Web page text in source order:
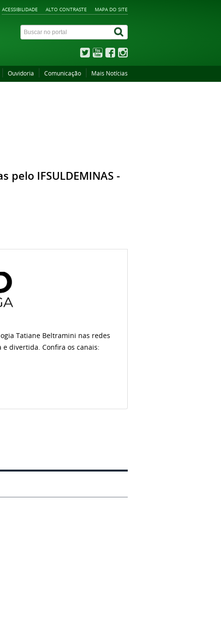
ACESSIBILIDADE ALTO CONTRASTE MAPA DO SITE
Ouvidoria Comunicação Mais Notícias
pelo IFSULDEMINAS -
Tatiane Beltramini nas redes
divertida. Confira os canais: